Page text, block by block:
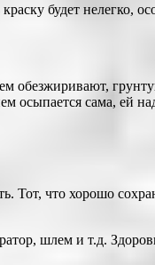
будет нелегко,
обезжиривают,
осыпается сама, ей
Тот, что хорошо
шлем и т.д.